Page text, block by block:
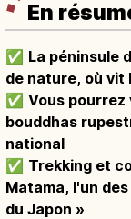
En
✅ La péninsule
de nature, où vit
✅ Vous pourrez
bouddhas
national
✅ Trekking et
Matama, l'un
du Japon »